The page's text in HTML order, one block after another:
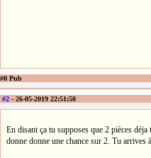
#0 Pub
#2 - 26-05-2019 22:51:50
En disant ça tu supposes que 2 pièces
donne donne une chance sur 2. Tu arrives